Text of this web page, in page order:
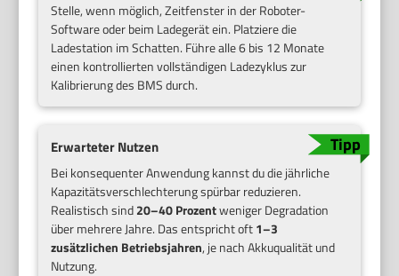
Stelle, wenn möglich, Zeitfenster in der Roboter-
Software oder beim Ladegerät ein. Platziere die
Ladestation im Schatten. Führe alle 6 bis 12 Monate
einen kontrollierten vollständigen Ladezyklus zur
Kalibrierung des BMS durch.
Erwarteter Nutzen
Bei konsequenter Anwendung kannst du die jährliche
Kapazitätsverschlechterung spürbar reduzieren.
Realistisch sind20–40 Prozentweniger Degradation
über mehrere Jahre. Das entspricht oft1–3
zusätzlichen Betriebsjahren, je nach Akkuqualität und
Nutzung.